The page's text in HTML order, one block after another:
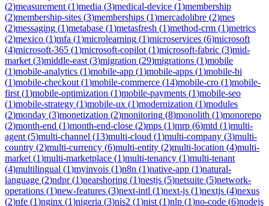
(2)measurement (1)media (3)medical-device (1)membership
(2)membership-sites (3)memberships (1)mercadolibre (2)mes
(2)messaging (1)metabase (1)metasfresh (1)method-crm (1)metrics
(2)mexico (1)mfa (1)microlearning (1)microservices (6)microsoft
(4)microsoft-365 (1)microsoft-copilot (1)microsoft-fabric (3)mid-
market (3)middle-east (3)migration (29)migrations (1)mobile
(1)mobile-analytics (1)mobile-app (1)mobile-apps (1)mobile-bi
(1)mobile-checkout (1)mobile-commerce (14)mobile-cro (1)mobile-
first (1)mobile-optimization (1)mobile-payments (1)mobile-seo
(1)mobile-strategy (1)mobile-ux (1)modernization (1)modules
(2)monday (3)monetization (2)monitoring (8)monolith (1)monorepo
(2)month-end (1)month-end-close (2)mps (1)mrp (6)mtd (1)multi-
agent (5)multi-channel (13)multi-cloud (1)multi-company (3)multi-
country (2)multi-currency (6)multi-entity (2)multi-location (4)multi-
market (1)multi-marketplace (1)multi-tenancy (1)multi-tenant
(4)multilingual (1)myinvois (1)n8n (1)native-app (1)natural-
language (2)ndpr(1)nearshoring (1)nestjs (5)netsuite (5)network-
operations (1)new-features (3)next-intl (1)next-js (1)nextjs (4)nexus
(2)nfe (1)nginx (1)nigeria (3)nis2 (1)nist (1)nlp (1)no-code (6)nodejs